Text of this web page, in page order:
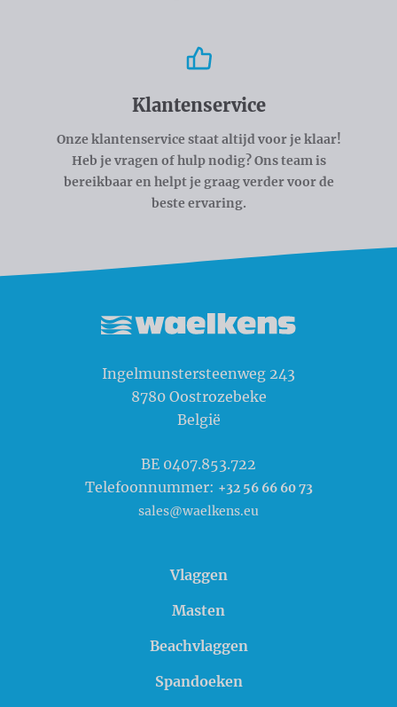
Klantenservice
Onze klantenservice staat altijd voor je klaar!
Heb je vragen of hulp nodig? Ons team is
bereikbaar en helpt je graag verder voor de
beste ervaring.
Ingelmunstersteenweg 243
8780 Oostrozebeke
België
BE 0407.853.722
Telefoonnummer: +32 56 66 60 73
sales@waelkens.eu
Vlaggen
Masten
Beachvlaggen
Spandoeken